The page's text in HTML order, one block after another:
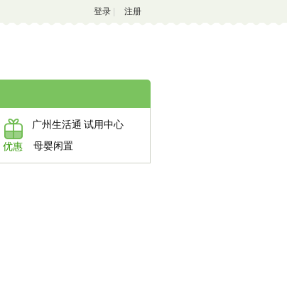
登录 注册
优惠
广州生活通 试用中心
母婴闲置